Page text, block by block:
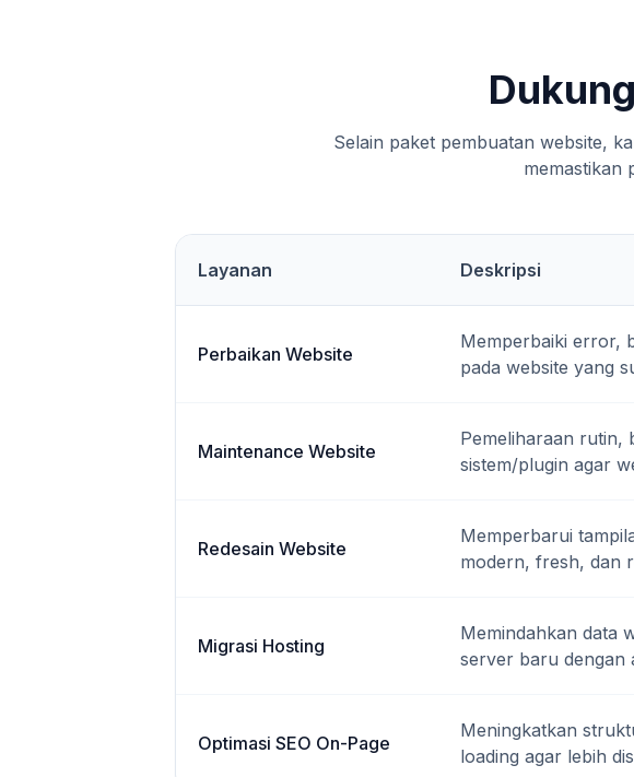
Selain paket pembuatan website,
memastikan
Layanan Deskripsi
Perbaikan Website
Memperbaiki error,
pada website yang
Maintenance Website
Pemeliharaan rutin,
sistem/plugin agar
Redesain Website
Memperbarui
modern, fresh, dan
Migrasi Hosting
Memindahkan data
server baru dengan
Optimasi SEO On-Page
Meningkatkan
loading agar lebih